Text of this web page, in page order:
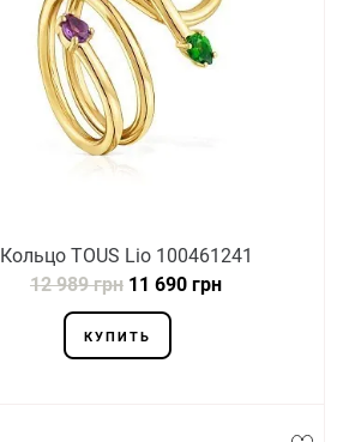
Кольцо TOUS Lio 100461241
12 989 грн 11 690 грн
КУПИТЬ